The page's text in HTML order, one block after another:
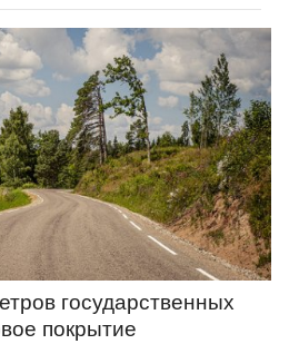
государственных
покрытие